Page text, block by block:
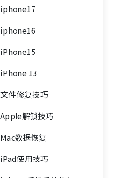
iphone17
iphone16
iPhone15
iPhone 13
文件修复技巧
Apple解锁技巧
Mac数据恢复
iPad使用技巧